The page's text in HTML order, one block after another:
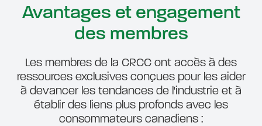
Avantages et engagement
des membres
Les membres de la CRCC ont accès à des
ressources exclusives conçues pour les aider
à devancer les tendances de l'industrie et à
établir des liens plus profonds avec les
consommateurs canadiens :